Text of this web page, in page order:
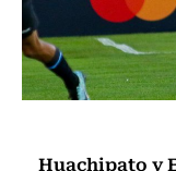
Huachipato y